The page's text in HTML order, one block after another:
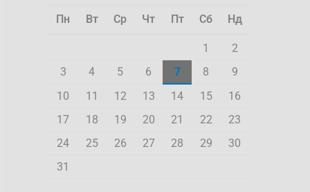
Пн Вт Ср Чт Пт Сб Нд
1
2
3
4 5 6 7 8
9
10
11 12 13 14 15
16
17
18 19 20 21 22
23
24
25 26 27 28 29
30
31